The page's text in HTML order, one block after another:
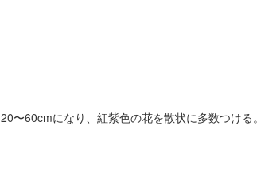
〜60cmになり、紅紫色の花を散状に多数つける。